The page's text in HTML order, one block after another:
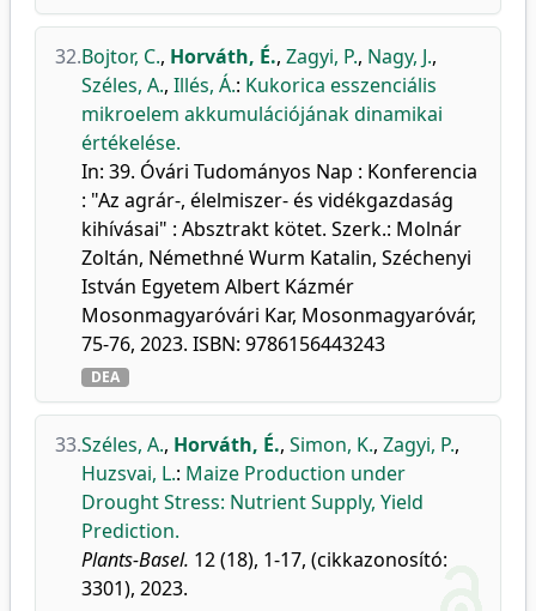
32.Bojtor, C., Horváth, É., Zagyi, P., Nagy, J.,
Széles, A., Illés, Á.: Kukorica esszenciális
mikroelem akkumulációjának dinamikai
értékelése.
In: 39. Óvári Tudományos Nap : Konferencia
: "Az agrár-, élelmiszer- és vidékgazdaság
kihívásai" : Absztrakt kötet. Szerk.: Molnár
Zoltán, Némethné Wurm Katalin, Széchenyi
István Egyetem Albert Kázmér
Mosonmagyaróvári Kar, Mosonmagyaróvár,
75-76, 2023. ISBN: 9786156443243
DEA
33.Széles, A., Horváth, É., Simon, K., Zagyi, P.,
Huzsvai, L.: Maize Production under
Drought Stress: Nutrient Supply, Yield
Prediction.
Plants-Basel. 12 (18), 1-17, (cikkazonosító:
3301), 2023.